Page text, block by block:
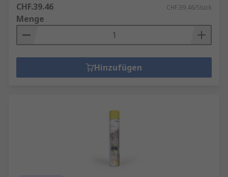
CHF.39.46 CHF.39.46/Stück
Menge
Hinzufügen